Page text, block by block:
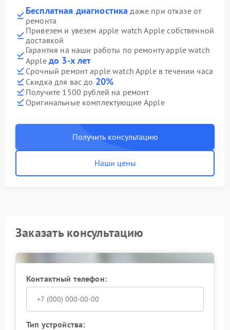
Бесплатная диагностика даже при отказе от
ремонта
Привезем и увезем apple watch Apple собственной
доставкой
Гарантия на наши работы по ремонту apple watch
Apple до 3-х лет
Срочный ремонт apple watch Apple в течении часа
Скидка для вас до 20%
Получите 1500 рублей на ремонт
Оригинальные комплектующие Apple
Получить консультацию
Наши цены
Заказать консультацию
Контактный телефон:
Тип устройства: